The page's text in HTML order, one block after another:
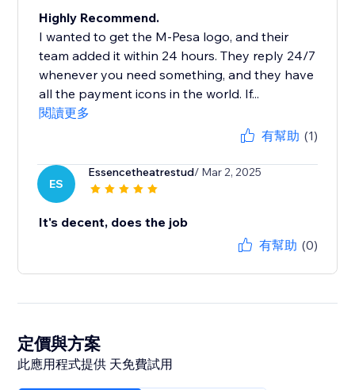
Highly Recommend.
I wanted to get the M-Pesa logo, and their
team added it within 24 hours. They reply 24/7
whenever you need something, and they have
all the payment icons in the world. If...
閱讀更多
有幫助 (1)
ES
Essencetheatrestud/ Mar 2, 2025
It's decent, does the job
有幫助 (0)
定價與方案
此應用程式提供 天免費試用